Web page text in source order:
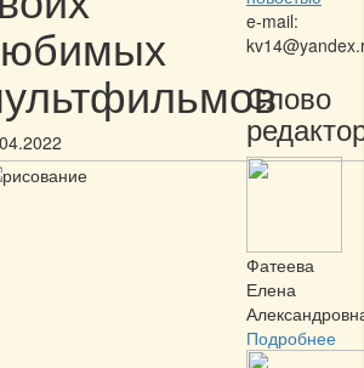
e-mail:
Слово
Фатеева
Елена
Подробнее